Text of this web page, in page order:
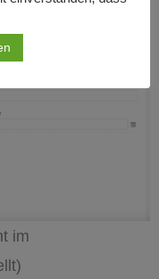
im